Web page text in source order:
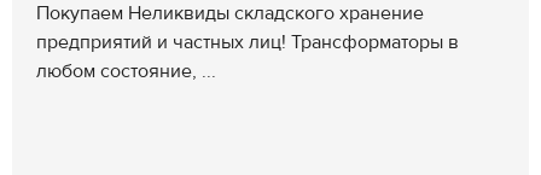
Покупаем Неликвиды складского хранение
предприятий и частных лиц! Трансформаторы в
любом состояние, ...